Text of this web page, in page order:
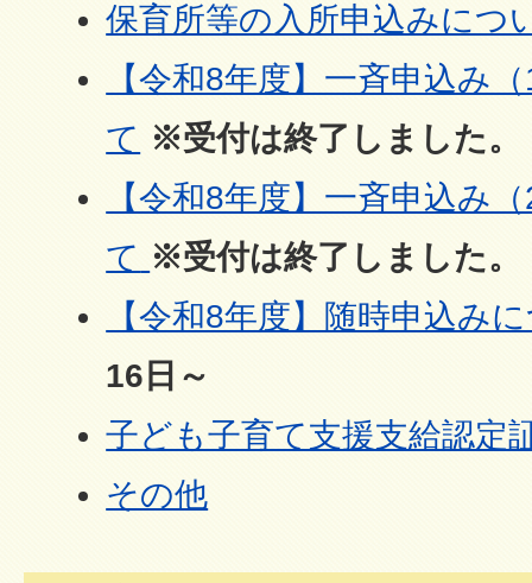
保育所等の入所申込みにつ
【令和8年度】一斉申込み
て ※受付は終了しました。
【令和8年度】一斉申込み
て ※受付は終了しました。
【令和8年度】随時申込み
16日～
子ども子育て支援支給認定
その他